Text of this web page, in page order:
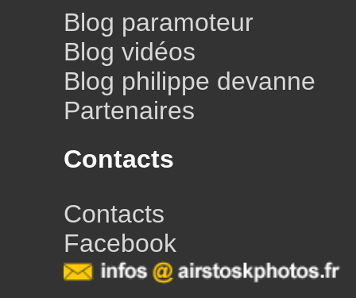
Blog paramoteur
Blog vidéos
Blog philippe devanne
Partenaires
Contacts
Contacts
Facebook